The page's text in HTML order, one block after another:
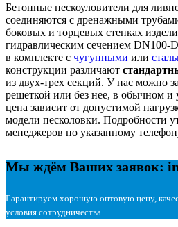
Бетонные пескоуловители для
соединяются с дренажными
боковых и торцевых стенках
гидравлическим сечением DN100-
в комплекте с чугунными или
конструкции различают
из двух-трех секций. У нас можно
решеткой или без нее, в обычном
цена зависит от допустимой
модели песколовки. Подробности
менеджеров по указанному
Мы ждём Ваших заявок:
Гарантируем хорошую оптовую цену,
условия сотрудничества